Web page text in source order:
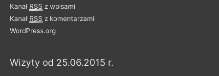
k
Kanał RSS z wpisami
Kanał RSS z komentarzami
WordPress.org
Wizyty od 25.06.2015 r.